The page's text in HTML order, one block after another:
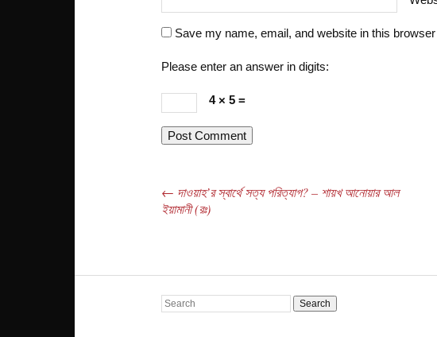
Save my name, email, and website in this
Please enter an answer in digits:
4 × 5 =
Post navigation
← দাওয়াহ’র স্বার্থে সত্য পরিত্যাগ? – শায়খ আনোয়ার আল
ইয়ামানী (রঃ)
Search